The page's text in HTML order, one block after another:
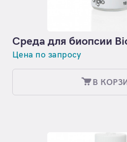
Среда для биопсии
Цена по запросу
В